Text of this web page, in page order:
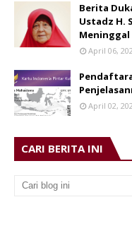
Berita
Ustadz H.
Meninggal
April 06,
April 02,
CARI BERITA INI